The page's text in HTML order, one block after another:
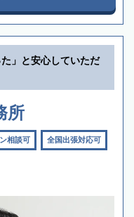
」と安心していただ
所
相談可 全国出張対応可